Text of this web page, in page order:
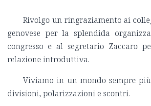
Rivolgo un ringraziamento ai
genovese per la splendida
congresso e al segretario Zaccaro
relazione introduttiva.
Viviamo in un mondo sempre
divisioni, polarizzazioni e scontri.